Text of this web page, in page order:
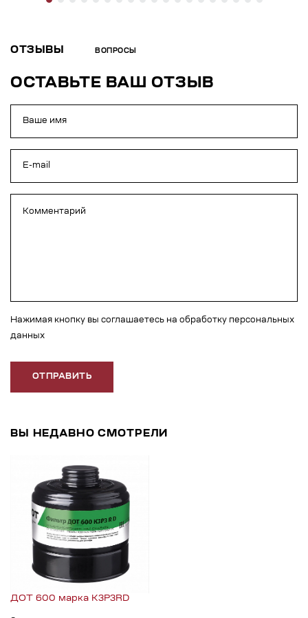
ОТЗЫВЫ ВОПРОСЫ
ОСТАВЬТЕ ВАШ ОТЗЫВ
Нажимая кнопку вы соглашаетесь на обработку персональных
данных
ОТПРАВИТЬ
ВЫ НЕДАВНО СМОТРЕЛИ
ДОТ 600 марка К3Р3RD